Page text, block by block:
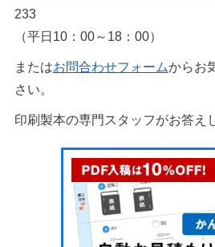
233
（平日10：00～18：00）
またはお問合わせフォームからお
さい。
印刷製本の専門スタッフがお答え